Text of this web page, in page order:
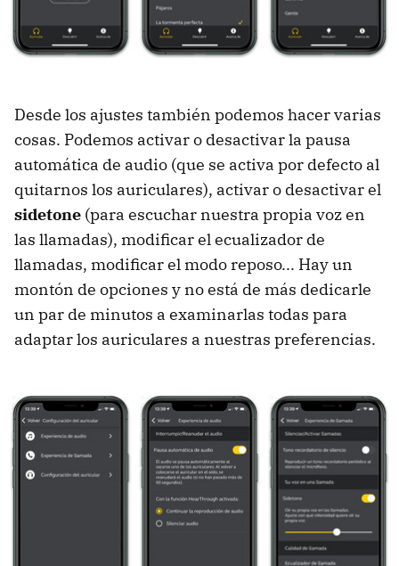
Desde los ajustes también podemos hacer varias
cosas. Podemos activar o desactivar la pausa
automática de audio (que se activa por defecto al
quitarnos los auriculares), activar o desactivar el
sidetone (para escuchar nuestra propia voz en
las llamadas), modificar el ecualizador de
llamadas, modificar el modo reposo... Hay un
montón de opciones y no está de más dedicarle
un par de minutos a examinarlas todas para
adaptar los auriculares a nuestras preferencias.